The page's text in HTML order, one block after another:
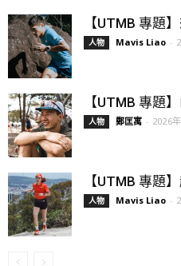
【UTMB 專題
人物 Mavis Liao -
【UTMB 專題
人物 鄭匡寓 - 2026
【UTMB 專題
人物 Mavis Liao -